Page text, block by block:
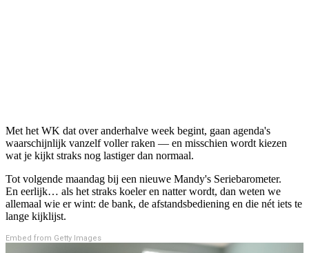
Met het WK dat over anderhalve week begint, gaan agenda's
waarschijnlijk vanzelf voller raken — en misschien wordt kiezen
wat je kijkt straks nog lastiger dan normaal.
Tot volgende maandag bij een nieuwe Mandy's Seriebarometer.
En eerlijk… als het straks koeler en natter wordt, dan weten we
allemaal wie er wint: de bank, de afstandsbediening en die nét iets te
lange kijklijst.
Embed from Getty Images